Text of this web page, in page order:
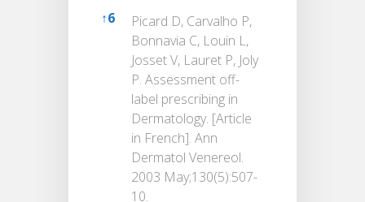
↑6
Picard D, Carvalho P,
Bonnavia C, Louin L,
Josset V, Lauret P, Joly
P. Assessment off-
label prescribing in
Dermatology. [Article
in French]. Ann
Dermatol Venereol.
2003 May;130(5):507-
10.